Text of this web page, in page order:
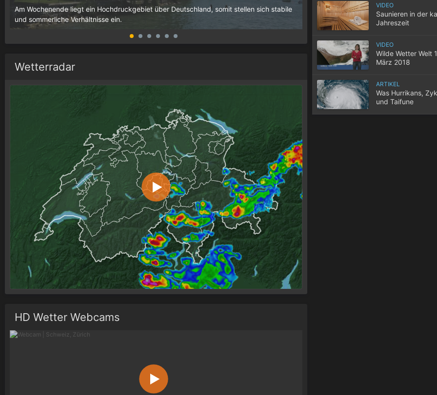
Am Wochenende liegt ein Hochdruckgebiet über Deutschland, somit stellen sich stabile
und sommerliche Verhältnisse ein.
Wenn selbst in der Nacht die
der Wohnung nicht entweicht, wird der
Wetterradar
HD Wetter Webcams
VIDEO
Saunieren in der
Jahreszeit
VIDEO
Wilde Wetter Welt
März 2018
ARTIKEL
Was Hurrikans,
und Taifune